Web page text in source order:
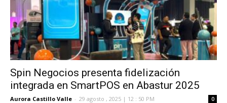
Spin Negocios presenta fidelización
integrada en SmartPOS en Abastur 2025
Aurora Castillo Valle - 29 agosto , 2025 | 12 : 50 PM 0